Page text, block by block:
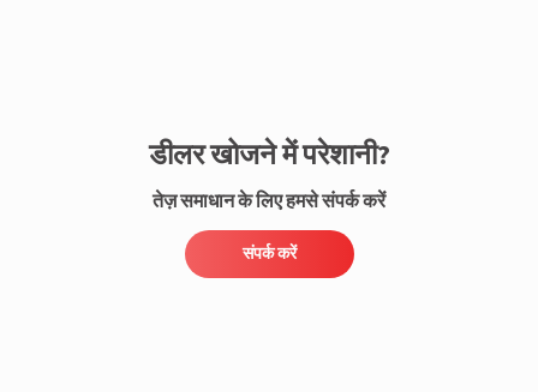
डीलर खोजने में परेशानी?
तेज़ समाधान के लिए हमसे संपर्क करें
संपर्क करें